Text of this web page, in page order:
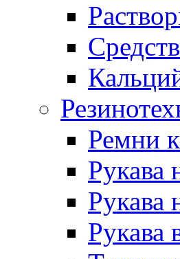
Ремни
Рукава
Рукава
Рукава